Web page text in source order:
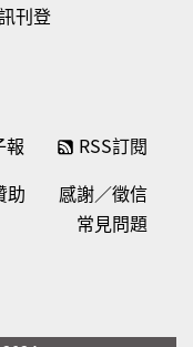
刊登
報 RSS訂閱
助
感謝／徵信
常見問題